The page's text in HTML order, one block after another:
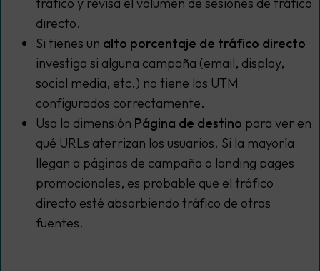
tráfico y revisa el volumen de sesiones de tráfico
directo.
Si tienes un alto porcentaje de tráfico directo
investiga si alguna campaña (email, display,
social media, etc.) no tiene los UTM
configurados correctamente.
Usa la dimensión Página de destino para ver en
qué URLs aterrizan los usuarios. Si la mayoría
llegan a páginas de campaña o landing pages
promocionales, es probable que el tráfico
directo esté absorbiendo tráfico de otras
fuentes.